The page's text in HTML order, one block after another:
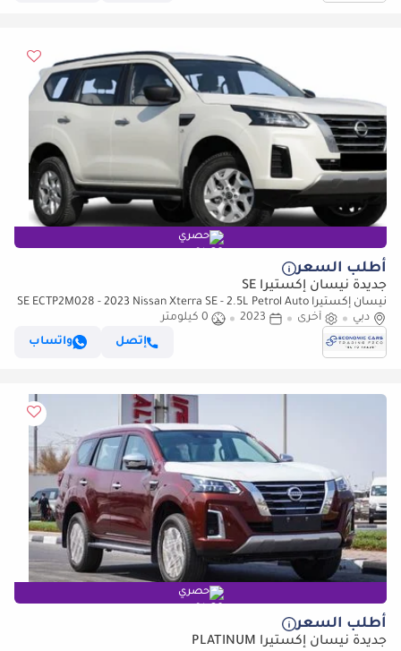
حصري
أطلب السعر
جديدة نيسان إكستيرا SE
نيسان إكستيرا SE ECTP2M028 - 2023 Nissan Xterra SE - 2.5L Petrol Auto
2wd - White
دبي أخرى 2023
0 كيلومتر
إتصل
واتساب
حصري
أطلب السعر
جديدة نيسان إكستيرا PLATINUM